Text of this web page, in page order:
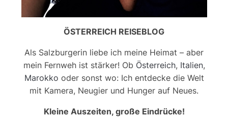
ÖSTERREICH REISEBLOG
Als Salzburgerin liebe ich meine Heimat – aber
mein Fernweh ist stärker! Ob Österreich, Italien,
Marokko oder sonst wo: Ich entdecke die Welt
mit Kamera, Neugier und Hunger auf Neues.
Kleine Auszeiten, große Eindrücke!